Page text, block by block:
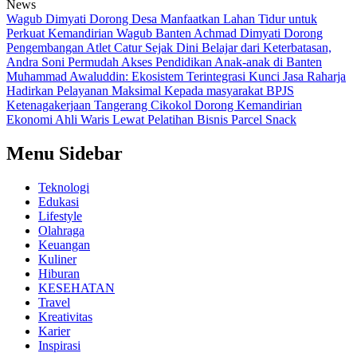
News
Wagub Dimyati Dorong Desa Manfaatkan Lahan Tidur untuk
Perkuat Kemandirian Wagub Banten Achmad Dimyati Dorong
Pengembangan Atlet Catur Sejak Dini Belajar dari Keterbatasan,
Andra Soni Permudah Akses Pendidikan Anak-anak di Banten
Muhammad Awaluddin: Ekosistem Terintegrasi Kunci Jasa Raharja
Hadirkan Pelayanan Maksimal Kepada masyarakat BPJS
Ketenagakerjaan Tangerang Cikokol Dorong Kemandirian
Ekonomi Ahli Waris Lewat Pelatihan Bisnis Parcel Snack
Menu Sidebar
Teknologi
Edukasi
Lifestyle
Olahraga
Keuangan
Kuliner
Hiburan
KESEHATAN
Travel
Kreativitas
Karier
Inspirasi